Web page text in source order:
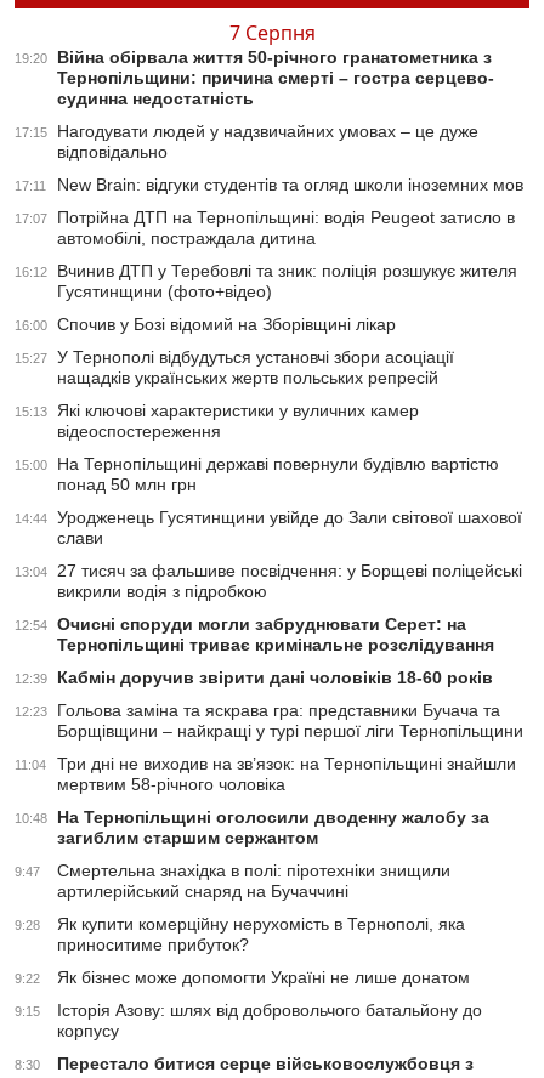
7 Серпня
19:20
Війна обірвала життя 50-річного гранатометника з
Тернопільщини: причина смерті – гостра серцево-
судинна недостатність
17:15
Нагодувати людей у надзвичайних умовах – це дуже
відповідально
17:11 New Brain: відгуки студентів та огляд школи іноземних мов
17:07
Потрійна ДТП на Тернопільщині: водія Peugeot затисло в
автомобілі, постраждала дитина
16:12
Вчинив ДТП у Теребовлі та зник: поліція розшукує жителя
Гусятинщини (фото+відео)
16:00 Спочив у Бозі відомий на Зборівщині лікар
15:27
У Тернополі відбудуться установчі збори асоціації
нащадків українських жертв польських репресій
15:13
Які ключові характеристики у вуличних камер
відеоспостереження
15:00
На Тернопільщині державі повернули будівлю вартістю
понад 50 млн грн
14:44
Уродженець Гусятинщини увійде до Зали світової шахової
слави
13:04
27 тисяч за фальшиве посвідчення: у Борщеві поліцейські
викрили водія з підробкою
12:54
Очисні споруди могли забруднювати Серет: на
Тернопільщині триває кримінальне розслідування
12:39 Кабмін доручив звірити дані чоловіків 18-60 років
12:23
Гольова заміна та яскрава гра: представники Бучача та
Борщівщини – найкращі у турі першої ліги Тернопільщини
11:04
Три дні не виходив на зв’язок: на Тернопільщині знайшли
мертвим 58-річного чоловіка
10:48
На Тернопільщині оголосили дводенну жалобу за
загиблим старшим сержантом
9:47
Смертельна знахідка в полі: піротехніки знищили
артилерійський снаряд на Бучаччині
9:28
Як купити комерційну нерухомість в Тернополі, яка
приноситиме прибуток?
9:22 Як бізнес може допомогти Україні не лише донатом
9:15
Історія Азову: шлях від добровольчого батальйону до
корпусу
8:30
Перестало битися серце військовослужбовця з